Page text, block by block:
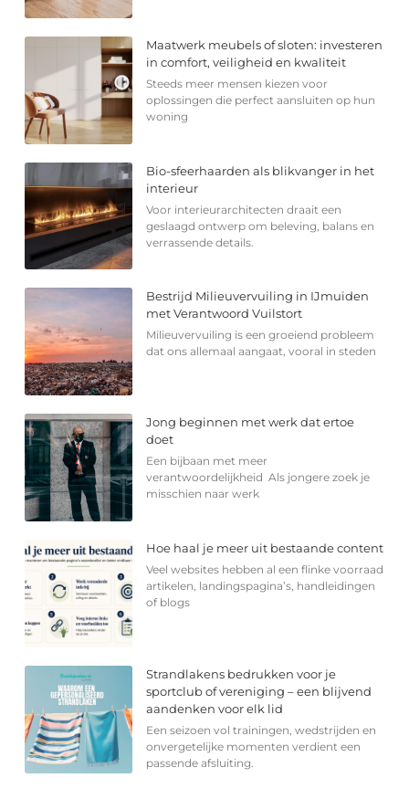
Maatwerk meubels of sloten: investeren
in comfort, veiligheid en kwaliteit
Steeds meer mensen kiezen voor
oplossingen die perfect aansluiten op hun
woning
Bio-sfeerhaarden als blikvanger in het
interieur
Voor interieurarchitecten draait een
geslaagd ontwerp om beleving, balans en
verrassende details.
Bestrijd Milieuvervuiling in IJmuiden
met Verantwoord Vuilstort
Milieuvervuiling is een groeiend probleem
dat ons allemaal aangaat, vooral in steden
Jong beginnen met werk dat ertoe
doet
Een bijbaan met meer
verantwoordelijkheid Als jongere zoek je
misschien naar werk
Hoe haal je meer uit bestaande content
Veel websites hebben al een flinke voorraad
artikelen, landingspagina’s, handleidingen
of blogs
Strandlakens bedrukken voor je
sportclub of vereniging – een blijvend
aandenken voor elk lid
Een seizoen vol trainingen, wedstrijden en
onvergetelijke momenten verdient een
passende afsluiting.